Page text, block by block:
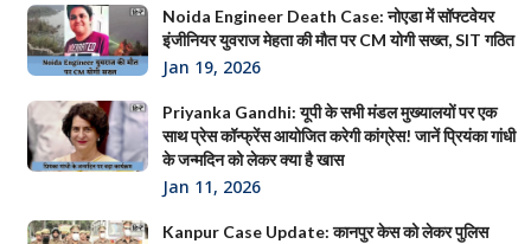
Noida Engineer Death Case: नोएडा में सॉफ्टवेयर
इंजीनियर युवराज मेहता की मौत पर CM योगी सख्त, SIT गठित
Jan 19, 2026
Priyanka Gandhi: यूपी के सभी मंडल मुख्यालयों पर एक
साथ प्रेस कॉन्फ्रेंस आयोजित करेगी कांग्रेस! जानें प्रियंका गांधी
के जन्मदिन को लेकर क्या है खास
Jan 11, 2026
Kanpur Case Update: कानपुर केस को लेकर पुलिस